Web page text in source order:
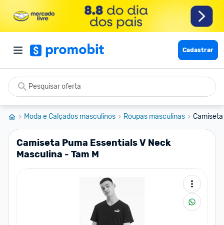
Cadastrar
Moda e Calçados masculinos Roupas masculinas
Camiseta Puma Essentials V Neck
Masculina - Tam M